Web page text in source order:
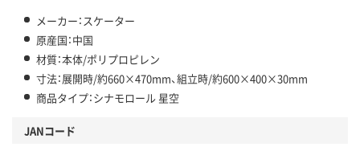
メーカー：スケーター
原産国：中国
材質：本体/ポリプロピレン
寸法：展開時/約660×470mm、組立時/約600×400×30mm
商品タイプ：シナモロール 星空
JANコード